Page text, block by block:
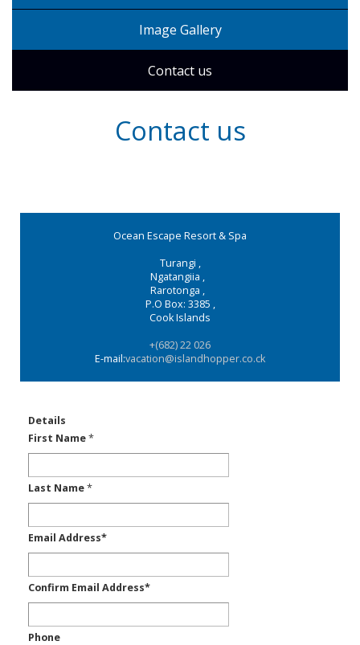
Image Gallery
Contact us
Contact us
Details
First Name*
Last Name*
Email Address*
Confirm Email Address*
Phone
Ocean Escape Resort & Spa
Turangi ,
Ngatangiia ,
Rarotonga ,
P.O Box: 3385 ,
Cook Islands
+(682) 22 026
E-mail:vacation@islandhopper.co.ck